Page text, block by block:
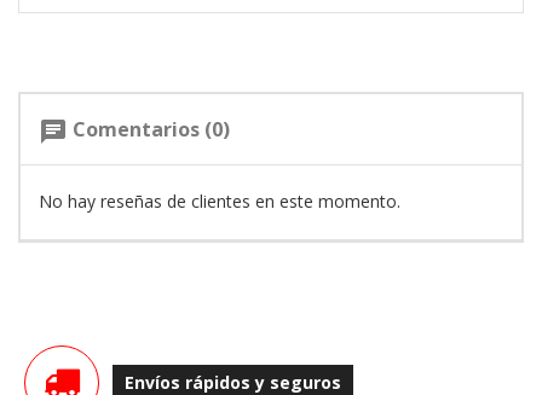
chat Comentarios (0)
No hay reseñas de clientes en este momento.
Envíos rápidos y seguros